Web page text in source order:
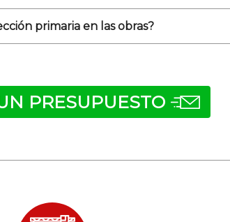
primaria en las obras?
PRESUPUESTO